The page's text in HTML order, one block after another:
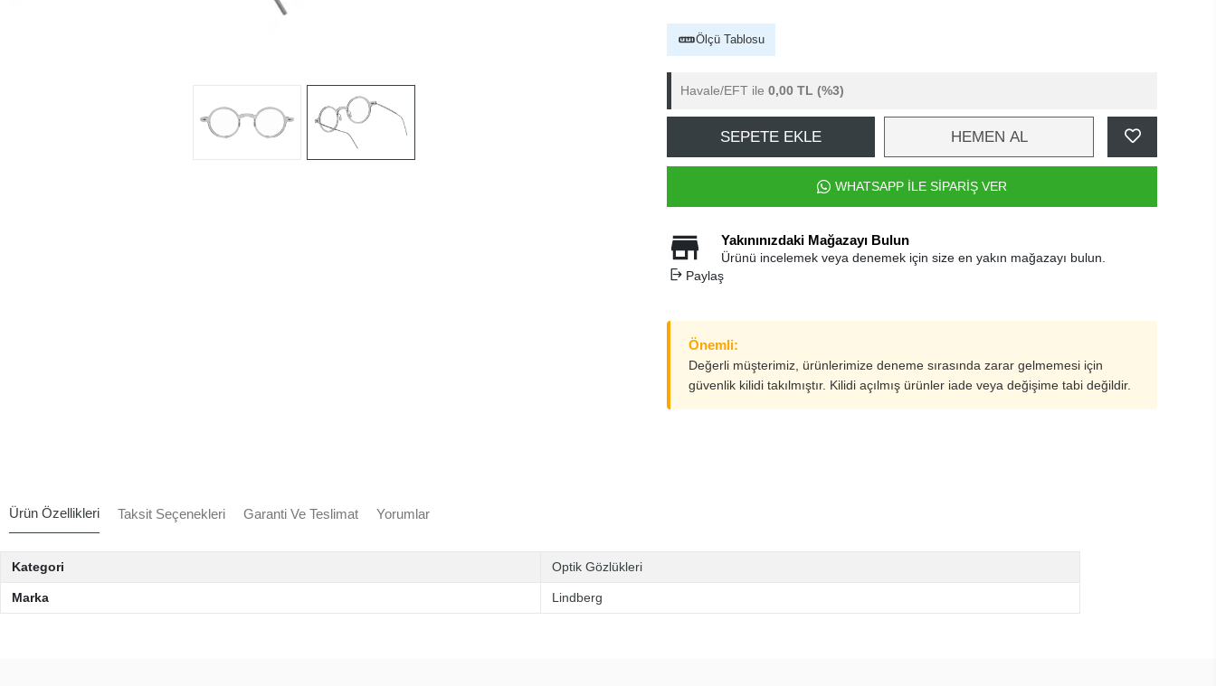
Ölçü Tablosu
Havale/EFT ile 0,00 TL (%3)
SEPETE EKLE HEMEN AL
WHATSAPP İLE SİPARİŞ VER
Yakınınızdaki Mağazayı Bulun
Ürünü incelemek veya denemek için size en yakın mağazayı bulun.
Paylaş
Önemli:
Değerli müşterimiz, ürünlerimize deneme sırasında zarar gelmemesi için
güvenlik kilidi takılmıştır. Kilidi açılmış ürünler iade veya değişime tabi değildir.
Ürün Özellikleri Taksit Seçenekleri Garanti Ve Teslimat Yorumlar
Kategori Optik Gözlükleri
Marka Lindberg